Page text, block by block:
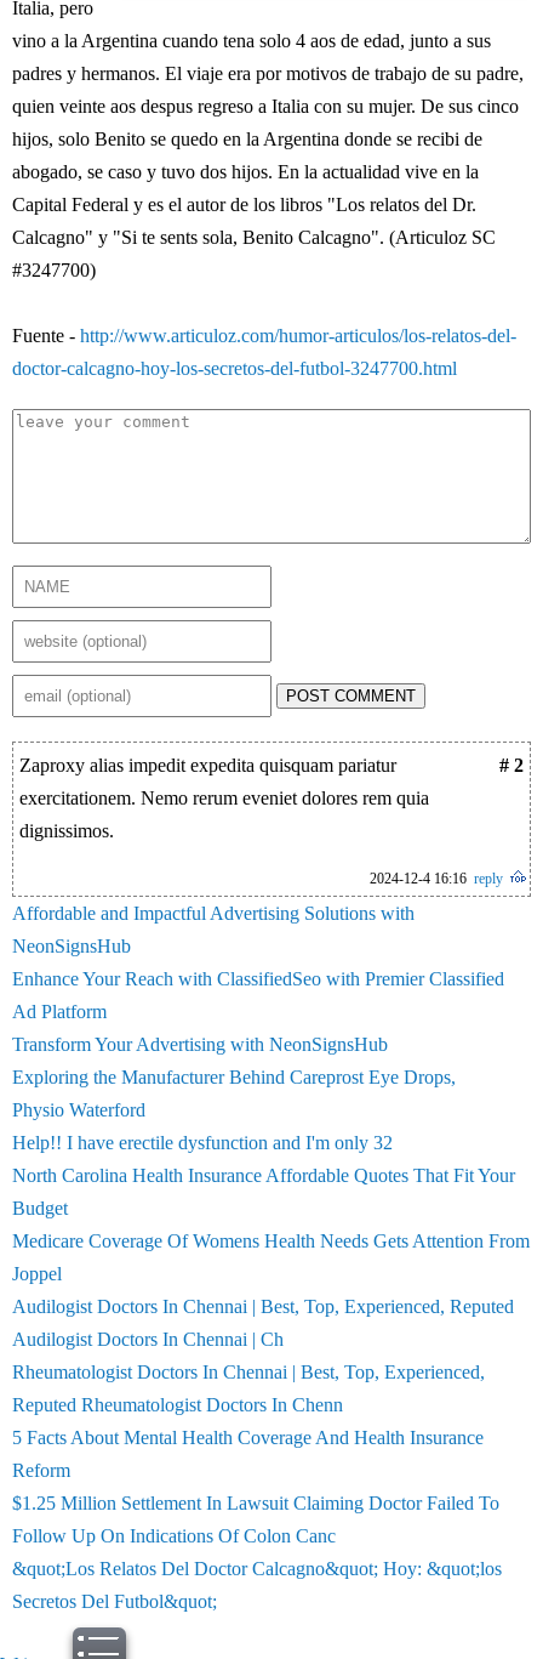
Italia, pero
vino a la Argentina cuando tena solo 4 aos de edad, junto a sus
padres y hermanos. El viaje era por motivos de trabajo de su padre,
quien veinte aos despus regreso a Italia con su mujer. De sus cinco
hijos, solo Benito se quedo en la Argentina donde se recibi de
abogado, se caso y tuvo dos hijos. En la actualidad vive en la
Capital Federal y es el autor de los libros "Los relatos del Dr.
Calcagno" y "Si te sents sola, Benito Calcagno". (Articuloz SC
#3247700)
Fuente - http://www.articuloz.com/humor-articulos/los-relatos-del-
doctor-calcagno-hoy-los-secretos-del-futbol-3247700.html
POST COMMENT
# 2
Zaproxy alias impedit expedita quisquam pariatur
exercitationem. Nemo rerum eveniet dolores rem quia
dignissimos.
2024-12-4 16:16 reply
Affordable and Impactful Advertising Solutions with
NeonSignsHub
Enhance Your Reach with ClassifiedSeo with Premier Classified
Ad Platform
Transform Your Advertising with NeonSignsHub
Exploring the Manufacturer Behind Careprost Eye Drops,
Physio Waterford
Help!! I have erectile dysfunction and I'm only 32
North Carolina Health Insurance Affordable Quotes That Fit Your
Budget
Medicare Coverage Of Womens Health Needs Gets Attention From
Joppel
Audilogist Doctors In Chennai | Best, Top, Experienced, Reputed
Audilogist Doctors In Chennai | Ch
Rheumatologist Doctors In Chennai | Best, Top, Experienced,
Reputed Rheumatologist Doctors In Chenn
5 Facts About Mental Health Coverage And Health Insurance
Reform
$1.25 Million Settlement In Lawsuit Claiming Doctor Failed To
Follow Up On Indications Of Colon Canc
&quot;Los Relatos Del Doctor Calcagno&quot; Hoy: &quot;los
Secretos Del Futbol&quot;